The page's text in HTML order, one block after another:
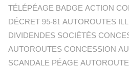
TÉLÉPÉAGE BADGE ACTION
DÉCRET 95-81 AUTOROUTES
DIVIDENDES SOCIÉTÉS
AUTOROUTES CONCESSION
SCANDALE PÉAGE